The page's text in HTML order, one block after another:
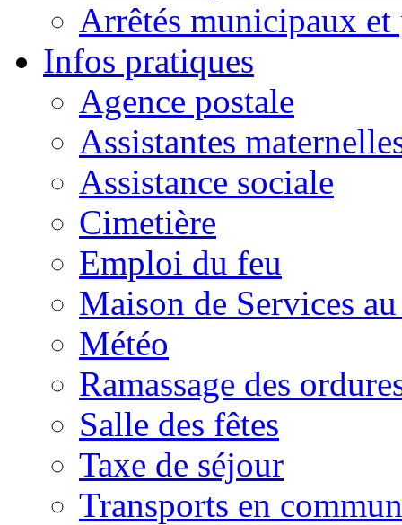
Arrêtés municipaux et
Infos pratiques
Agence postale
Assistantes
Assistance sociale
Cimetière
Emploi du feu
Maison de Services
Météo
Ramassage des
Salle des fêtes
Taxe de séjour
Transports en commun